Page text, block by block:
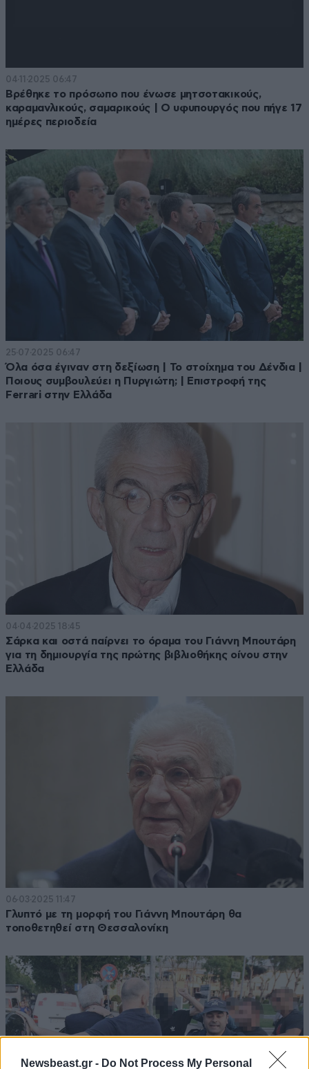
Newsbeast.gr - Do Not Process My Personal
04·11·2025 06:47
Βρέθηκε το πρόσωπο που ένωσε μητσοτακικούς,
καραμανλικούς, σαμαρικούς | Ο υφυπουργός που πήγε 17
ημέρες περιοδεία
25·07·2025 06:47
Όλα όσα έγιναν στη δεξίωση | Το στοίχημα του Δένδια |
Ποιους συμβουλεύει η Πυργιώτη; | Επιστροφή της
Ferrari στην Ελλάδα
04·04·2025 18:45
Σάρκα και οστά παίρνει το όραμα του Γιάννη Μπουτάρη
για τη δημιουργία της πρώτης βιβλιοθήκης οίνου στην
Ελλάδα
06·03·2025 11:47
Γλυπτό με τη μορφή του Γιάννη Μπουτάρη θα
τοποθετηθεί στη Θεσσαλονίκη